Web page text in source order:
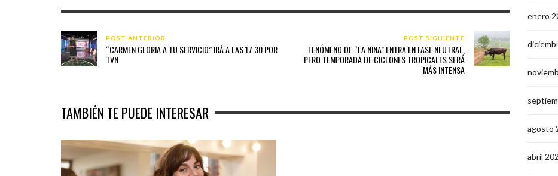
POST ANTERIOR
“CARMEN GLORIA A TU SERVICIO” IRÁ A LAS 17.30 POR
TVN
POST SIGUIENTE
FENÓMENO DE “LA NIÑA” ENTRA EN FASE NEUTRAL,
PERO TEMPORADA DE CICLONES TROPICALES SERÁ
MÁS INTENSA
TAMBIÉN TE PUEDE INTERESAR
enero
agosto
abril